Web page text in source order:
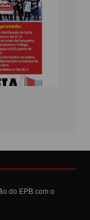
do EPB com o